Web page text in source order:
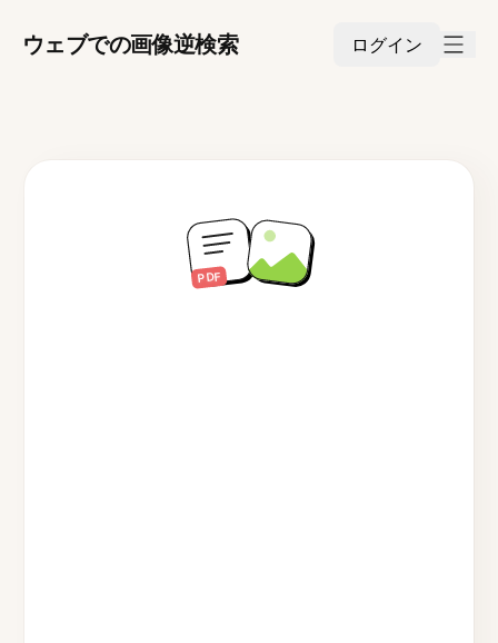
ウェブでの画像逆検索 ログイン